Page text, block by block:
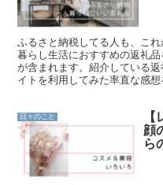
ふるさと納税してる人も、こ
暮らし生活におすすめの返礼
が含まれます。紹介している
イトを利用してみた率直な感
日々のこと
顔
ら